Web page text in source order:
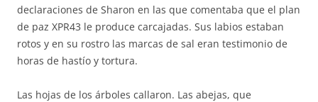
declaraciones de Sharon en las que comentaba que el plan
de paz XPR43 le produce carcajadas. Sus labios estaban
rotos y en su rostro las marcas de sal eran testimonio de
horas de hastío y tortura.
Las hojas de los árboles callaron. Las abejas, que